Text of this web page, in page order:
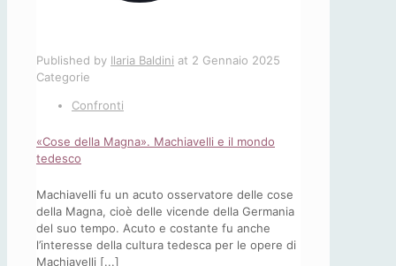
Published by Ilaria Baldini at 2 Gennaio 2025
Categorie
Confronti
«Cose della Magna». Machiavelli e il mondo
tedesco
Machiavelli fu un acuto osservatore delle cose
della Magna, cioè delle vicende della Germania
del suo tempo. Acuto e costante fu anche
l’interesse della cultura tedesca per le opere di
Machiavelli [...]